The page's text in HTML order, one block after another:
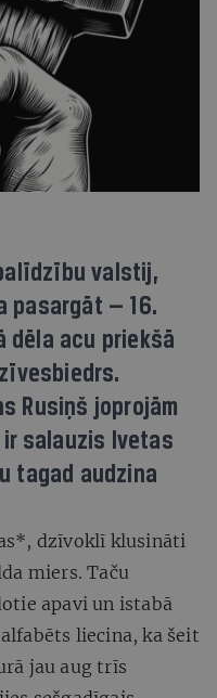
valstij,
pasargāt — 16.
dēla acu priekšā
Rusiņš joprojām
salauzis Ivetas
tagad audzina
dzīvoklī klusināti
miers. Taču
apavi un istabā
liecina, ka šeit
jau aug trīs